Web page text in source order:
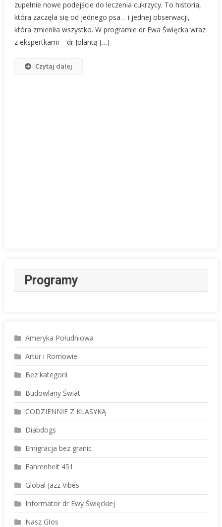
zupełnie nowe podejście do leczenia cukrzycy. To historia,
która zaczęła się od jednego psa… i jednej obserwacji,
która zmieniła wszystko. W programie dr Ewa Święcka wraz
z ekspertkami – dr Jolantą […]
Czytaj dalej
Programy
Ameryka Południowa
Artur i Romowie
Bez kategorii
Budowlany Świat
CODZIENNIE Z KLASYKĄ
Diabdogs
Emigracja bez granic
Fahrenheit 451
Global Jazz Vibes
Informator dr Ewy Święckiej
Nasz Głos